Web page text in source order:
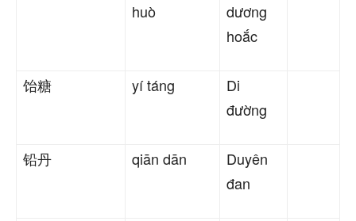
huò
dương
hoắc
饴糖 yí táng
Di
đường
铅丹 qiān dān
Duyên
đan